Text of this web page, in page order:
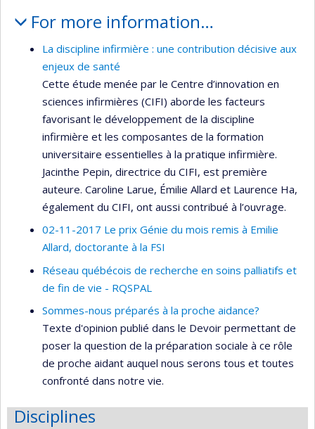
For more information…
La discipline infirmière : une contribution décisive aux
enjeux de santé
Cette étude menée par le Centre d’innovation en
sciences infirmières (CIFI) aborde les facteurs
favorisant le développement de la discipline
infirmière et les composantes de la formation
universitaire essentielles à la pratique infirmière.
Jacinthe Pepin, directrice du CIFI, est première
auteure. Caroline Larue, Émilie Allard et Laurence Ha,
également du CIFI, ont aussi contribué à l’ouvrage.
02-11-2017 Le prix Génie du mois remis à Emilie
Allard, doctorante à la FSI
Réseau québécois de recherche en soins palliatifs et
de fin de vie - RQSPAL
Sommes-nous préparés à la proche aidance?
Texte d'opinion publié dans le Devoir permettant de
poser la question de la préparation sociale à ce rôle
de proche aidant auquel nous serons tous et toutes
confronté dans notre vie.
Disciplines